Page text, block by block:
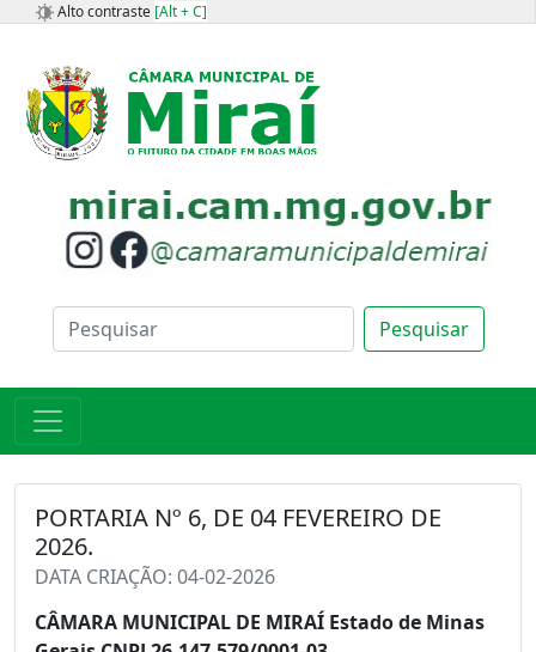
Alto contraste [Alt + C]
Pesquisar
PORTARIA Nº 6, DE 04 FEVEREIRO DE
2026.
DATA CRIAÇÃO: 04-02-2026
CÂMARA MUNICIPAL DE MIRAÍ Estado de Minas